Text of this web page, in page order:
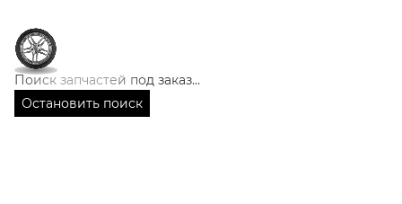
Поиск запчастей под заказ…
Остановить поиск